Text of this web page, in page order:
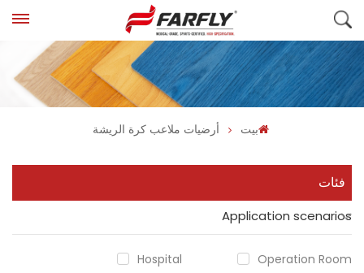
بيت أرضيات ملاعب كرة الريشة
فئات
Application scenarios
Hospital
Operation Room